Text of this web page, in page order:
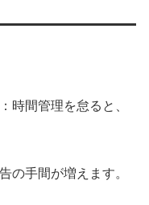
：時間管理を怠ると、
の手間が増えます。